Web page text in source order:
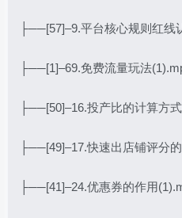
├──[57]–9.平台核心规则红线
├──[1]–69.免费流量玩法
├──[50]–16.投产比的计算方
├──[49]–17.快速出店铺评分
├──[41]–24.优惠券的作用